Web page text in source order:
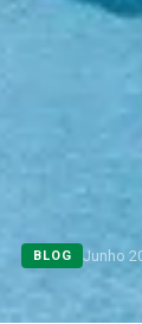
BLOG Junho